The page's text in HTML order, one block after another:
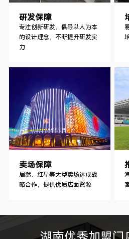
研发保障
专注创新研发，倡导以人为本
的设计理念，不断提升研发实
力
卖场保障
居然、红星等大型卖场达成战
略合作，提供优质店面资源